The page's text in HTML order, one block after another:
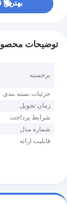
توضیحات
برجسته
جزئیات بسته بندی
زمان تحویل
شرایط پرداخت
شماره مدل
قابلیت ارائه